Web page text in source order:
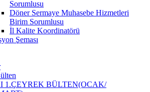
Sorumlusu
Döner Sermaye Muhasebe Hizmetleri
Birim Sorumlusu
İl Kalite Koordinatörü
Şeması
1.ÇEYREK BÜLTEN(OCAK/